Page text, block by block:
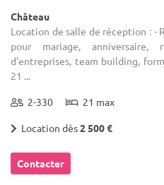
Château
Location de salle de réception : -
pour mariage, anniversaire,
d'entreprises, team building,
21 ...
2-330 21 max
Location dès2 500 €
Contacter